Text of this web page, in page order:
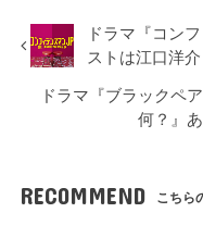
ドラマ『コン
ストは江口洋介
ドラマ『ブラックペ
何？』
RECOMMEND こちら